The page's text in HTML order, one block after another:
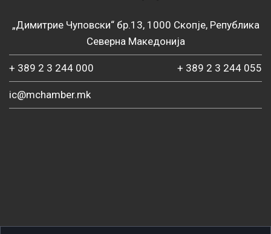
„Димитрие Чуповски“ бр.13, 1000 Скопје, Република
Северна Македонија
+ 389 2 3 244 000 + 389 2 3 244 055
ic@mchamber.mk